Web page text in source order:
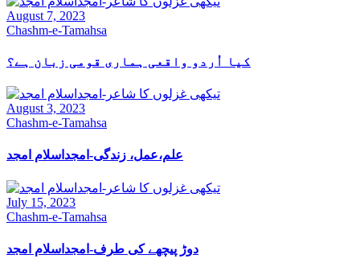
August 7, 2023
Chashm-e-Tamahsa
کیا اُردو واقعی ہماری قومی زبان ہے؟
August 3, 2023
Chashm-e-Tamahsa
علم،عمل، زندگی-امجداسلام امجد
July 15, 2023
Chashm-e-Tamahsa
دوڑ پیچھے کی طرف-امجداسلام امجد